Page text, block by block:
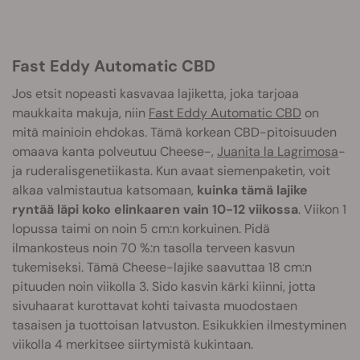
Fast Eddy Automatic CBD
Jos etsit nopeasti kasvavaa lajiketta, joka tarjoaa
maukkaita makuja, niin Fast Eddy Automatic CBD on
mitä mainioin ehdokas. Tämä korkean CBD-pitoisuuden
omaava kanta polveutuu Cheese-, Juanita la Lagrimosa-
ja ruderalisgenetiikasta. Kun avaat siemenpaketin, voit
alkaa valmistautua katsomaan, kuinka tämä lajike
ryntää läpi koko elinkaaren vain 10-12 viikossa. Viikon 1
lopussa taimi on noin 5 cm:n korkuinen. Pidä
ilmankosteus noin 70 %:n tasolla terveen kasvun
tukemiseksi. Tämä Cheese-lajike saavuttaa 18 cm:n
pituuden noin viikolla 3. Sido kasvin kärki kiinni, jotta
sivuhaarat kurottavat kohti taivasta muodostaen
tasaisen ja tuottoisan latvuston. Esikukkien ilmestyminen
viikolla 4 merkitsee siirtymistä kukintaan.